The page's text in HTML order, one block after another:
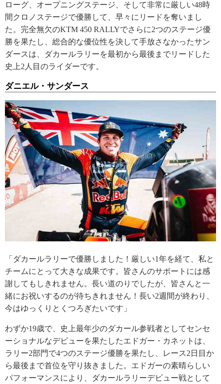
ローグ、オープニングステージ、そして非常に厳しい48時
間クロノステージで優勝して、早々にリードを奪いまし
た。完全無欠のKTM 450 RALLYでさらに2つのステージ優
勝を果たし、総合的な優位性を決して手放さなかったサン
ダースは、ダカールラリーを最初から最後までリードした
史上2人目のライダーです。
ダニエル・サンダース
「ダカールラリーで優勝しました！厳しい1年を経て、私と
チームにとって大きな成果です。皆さんのサポートには感
謝してもしきれません。長い道のりでしたが、皆さんと一
緒にお祝いするのが待ちきれません！長い2週間が終わり、
今はゆっくりとくつろぎたいです」
わずか19歳で、史上最年少のダカール参戦者としてセンセ
ーショナルなデビューを果たしたエドガー・カネットは、
ラリー2部門で4つのステージ優勝を果たし、レース2日目か
ら最後まで首位を守り抜きました。エドガーの素晴らしい
パフォーマンスにより、ダカールラリーデビュー戦として